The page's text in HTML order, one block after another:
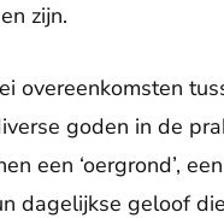
zijn.
overeenkomsten
goden in de
een ‘oergrond’,
dagelijkse geloof